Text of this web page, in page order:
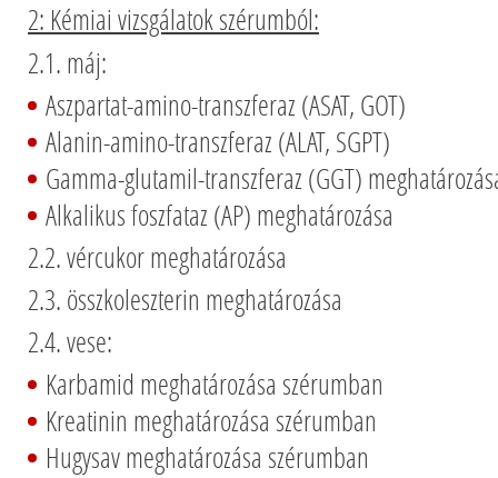
2: Kémiai vizsgálatok szérumból:
2.1. máj:
Aszpartat-amino-transzferaz (ASAT, GOT)
Alanin-amino-transzferaz (ALAT, SGPT)
Gamma-glutamil-transzferaz (GGT)
Alkalikus foszfataz (AP) meghatározása
2.2. vércukor meghatározása
2.3. összkoleszterin meghatározása
2.4. vese:
Karbamid meghatározása szérumban
Kreatinin meghatározása szérumban
Hugysav meghatározása szérumban